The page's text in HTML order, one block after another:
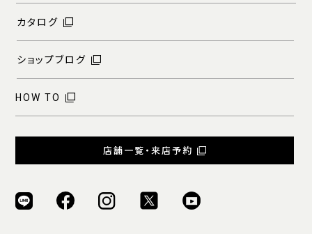
カタログ
ショップブログ
HOW TO
店舗一覧・来店予約